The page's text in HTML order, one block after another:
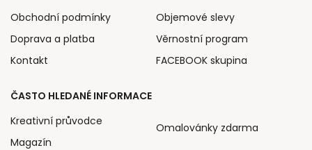
Obchodní podmínky
Doprava a platba
Kontakt
Objemové slevy
Věrnostní program
FACEBOOK skupina
ČASTO HLEDANÉ INFORMACE
Kreativní průvodce
Magazín
Omalovánky zdarma